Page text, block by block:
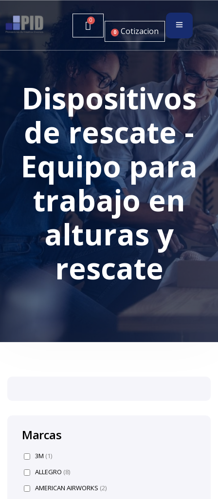
0 Cotizacion
Dispositivos
de rescate -
Equipo para
trabajo en
alturas y
rescate
Marcas
3M (1)
ALLEGRO (8)
AMERICAN AIRWORKS (2)